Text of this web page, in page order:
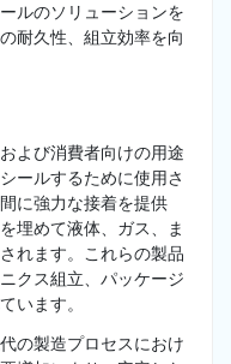
ルのソリューションを
耐久性、組立効率を向
よび消費者向けの用途
ールするために使用さ
に強力な接着を提供
埋めて液体、ガス、ま
れます。これらの製品
クス組立、パッケージ
います。
の製造プロセスにおけ